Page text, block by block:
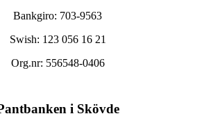
Bankgiro: 703-9563
Swish: 123 056 16 21
Org.nr: 556548-0406
i Skövde